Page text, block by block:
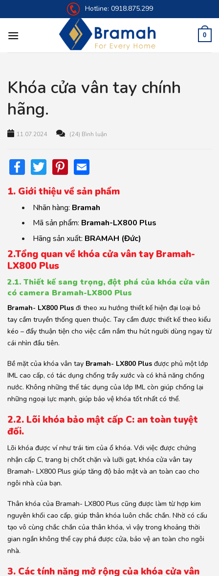
to
Hotline: 0918.875.299
0
Khóa cửa vân tay chính
hãng.
11.07.2024 (24) Bình luận
Facebook
TwitterPinterest
1. Giới thiệu về sản phẩm
Nhãn hàng: Bramah
Mã sản phẩm: Bramah-LX800 Plus
Hãng sản xuất: BRAMAH (Đức)
2.Tổng quan về khóa cửa vân tay Bramah-
LX800 Plus
2.1. Thiết kế sang trọng, đột phá của khóa cửa vân
có camera Bramah-LX800 Plus
Bramah- LX800 Plus đi theo xu hướng thiết kế hiện đại loại bỏ
tay cầm truyền thống quen thuộc. Tay cầm được thiết kế theo kiểu
kéo – đẩy thuận tiện cho việc cầm nắm thu hút người dùng ngay từ
cái nhìn đầu tiên.
Bề mặt của khóa vân tay Bramah- LX800 Plus được phủ một lớp
IML cao cấp, có tác dụng chống trầy xước và có khả năng chống
nước. Không những thế tác dụng của lớp IML còn giúp chống lại
những ngoại lực mạnh, giúp bảo vệ khóa tốt nhất có thể.
2.2. Lõi khóa bảo mật cấp C: an toàn tuyệt
đối.
Lõi khóa được ví như trái tim của ổ khóa. Với việc được chứng
nhận cấp C, trang bị chốt chặn và lưỡi gạt, khóa cửa vân tay
Bramah- LX800 Plus giúp tăng độ bảo mật và an toàn cao cho
ngôi nhà của bạn.
Thân khóa của Bramah- LX800 Plus cũng được làm từ hợp kim
nguyên khối cao cấp, giúp thân khóa luôn chắc chắn. Nhờ có cấu
tạo vô cùng chắc chắn của thân khóa, vì vậy trong khoảng thời
gian ngắn không thể cạy phá được cửa, bảo vệ an toàn cho ngôi
nhà.
3. Các tính năng mở rộng của khóa cửa vân